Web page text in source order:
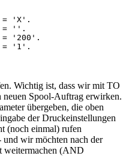
'X'.
''.
'200'.
Wichtig ist, dass wir mit TO
Spool-Auftrag erwirken.
übergeben, die oben
der Druckeinstellungen
(noch einmal) rufen
wir möchten nach der
weitermachen (AND